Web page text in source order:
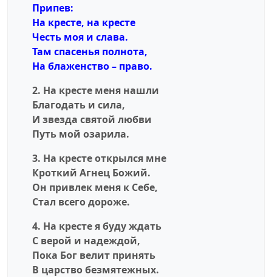
Припев:
На кресте, на кресте
Честь моя и слава.
Там спасенья полнoта,
На блаженство – право.
2. На кресте меня нашли
Благодать и сила,
И звезда святой любви
Путь мой озарила.
3. На кресте открылся мне
Кроткий Агнец Божий.
Он привлек меня к Себе,
Стал всего дороже.
4. На кресте я буду ждать
С верой и надеждой,
Пока Бог велит принять
В царство безмятежных.